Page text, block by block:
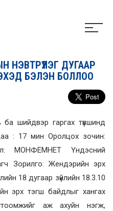
ДУГААР
БЭЛЭН БОЛЛОО
шийдвэр гаргах түвшинд
: 17 мин Оролцох зочин:
МОНФЕМНЕТ Үндэсний
Зорилго: Жендэрийн эрх
18 дугаар зүйлийн 18.3.10
эрх тэгш байдлыг хангах
аж ахуйн нэгж,